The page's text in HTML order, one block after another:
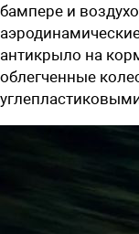
бампере и
антикрыло на
облегченные